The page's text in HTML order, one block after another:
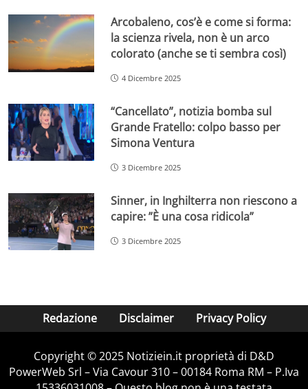
Arcobaleno, cos’è e come si forma:
la scienza rivela, non è un arco
colorato (anche se ti sembra così)
4 Dicembre 2025
“Cancellato”, notizia bomba sul
Grande Fratello: colpo basso per
Simona Ventura
3 Dicembre 2025
Sinner, in Inghilterra non riescono a
capire: ”È una cosa ridicola”
3 Dicembre 2025
Redazione Disclaimer Privacy Policy
Copyright © 2025 Notiziein.it proprietà di D&D
PowerWeb Srl – Via Cavour 310 – 00184 Roma RM – P.Iva